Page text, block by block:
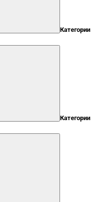
Категории
Категории